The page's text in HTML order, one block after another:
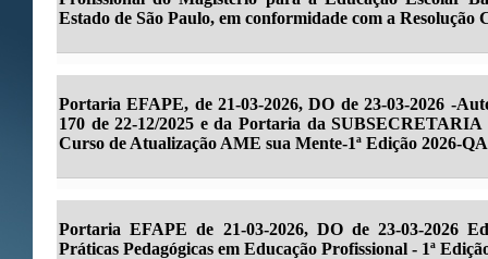
Estado de São Paulo, em conformidade com a Resolução
Portaria EFAPE, de 21-03-2026, DO de 23-03-2026 -
170 de 22-12/2025 e da Portaria da SUBSECRETARIA
Curso de Atualização AME sua Mente-1ª Edição 2026-
Portaria EFAPE de 21-03-2026, DO de 23-03-2026
Práticas Pedagógicas em Educação Profissional - 1ª